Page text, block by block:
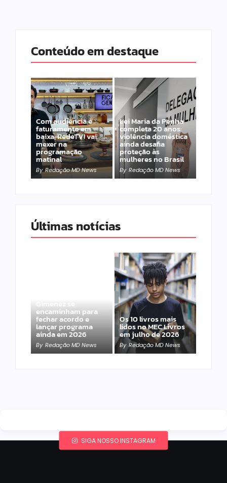
Conteúdo em destaque
Com audiência e
faturamento em
baixa, RedeTV! vai
mexer na
programação
matinal
By Redação MD News
Lei Maria da Penha
completa 20 anos:
violência doméstica
ainda desafia
proteção às
mulheres no Brasil
By Redação MD News
Últimas notícias
Gimenez se
encaminham para
fechar acordo e
lançar programa
ainda em 2026
By Redação MD News
Os 10 livros mais
lidos no MEC Livros
em julho de 2026
By Redação MD News
SIGA NOSSO INSTAGRAM